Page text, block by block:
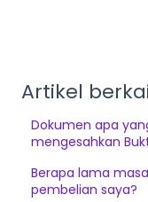
Artikel
Dokumen apa
mengesahkan
Berapa lama
pembelian saya?